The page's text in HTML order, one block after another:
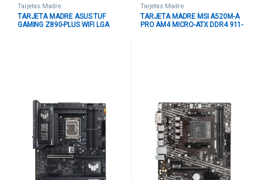
Tarjetas Madre
TARJETA MADRE ASUS TUF
GAMING Z890-PLUS WIFI LGA
Tarjetas Madre
TARJETA MADRE MSI A520M-A
PRO AM4 MICRO-ATX DDR4 911-